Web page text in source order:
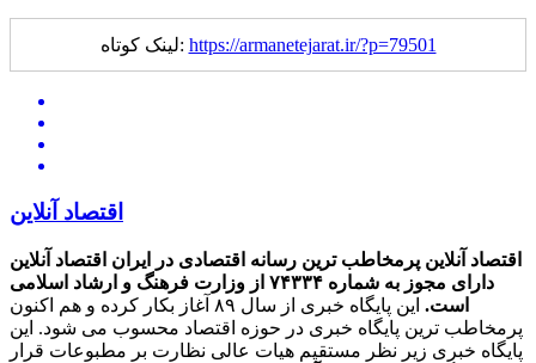
لینک کوتاه: https://armanetejarat.ir/?p=79501
اقتصاد آنلاین
اقتصاد آنلاین پرمخاطب ترین رسانه اقتصادی در ایران اقتصاد آنلاین
دارای مجوز به شماره ۷۴۳۳۴ از وزارت فرهنگ و ارشاد اسلامی
است.
این پایگاه خبری از سال ۸۹ آغاز بکار کرده و هم اکنون
پرمخاطب ترین پایگاه خبری در حوزه اقتصاد محسوب می شود. این
پایگاه خبری زیر نظر مستقیم هیات عالی نظارت بر مطبوعات قرار